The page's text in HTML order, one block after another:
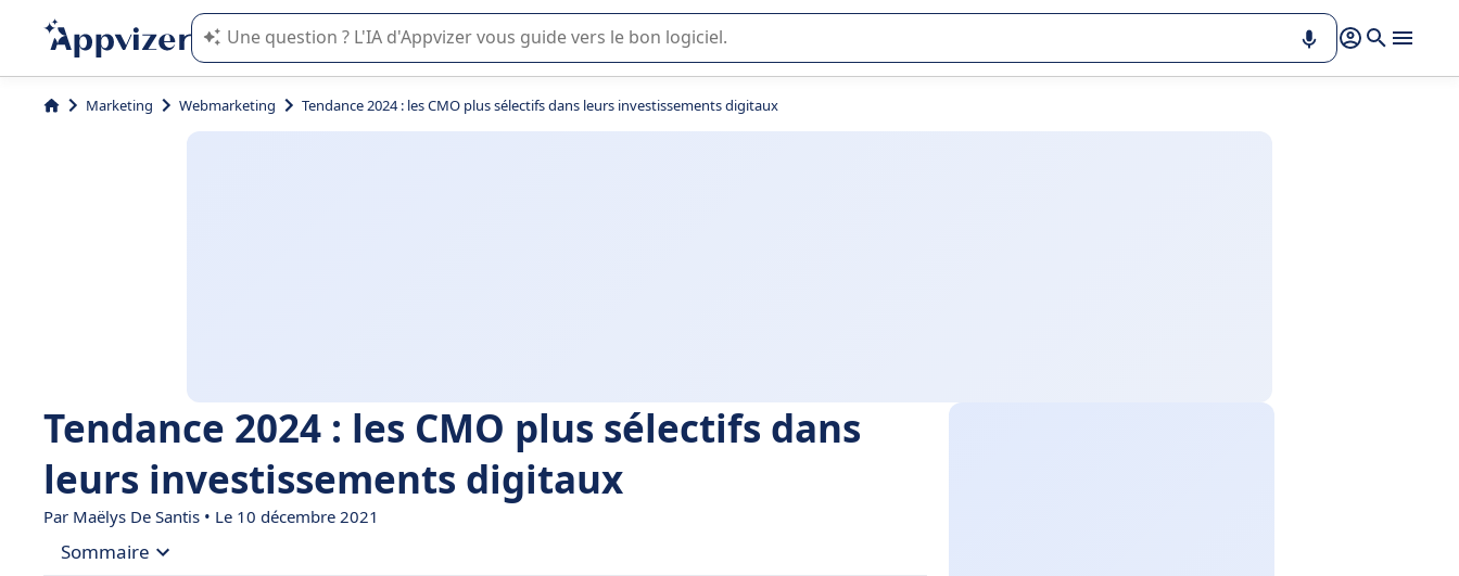
L'IA de Appvizer vous guide dans l'utilisation ou la sélection de logiciel SaaS en entreprise.
Marketing Webmarketing Tendance 2024 : les CMO plus sélectifs dans leurs investissements digitaux
Tendance 2024 : les CMO plus sélectifs dans
leurs investissements digitaux
Par Maëlys De Santis • Le 10 décembre 2021
Sommaire